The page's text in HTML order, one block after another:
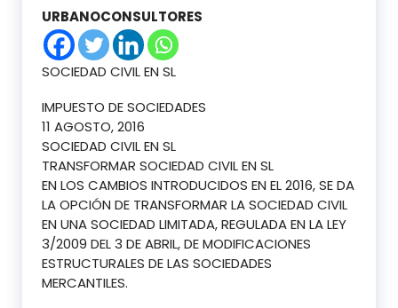
URBANOCONSULTORES
SOCIEDAD CIVIL EN SL
IMPUESTO DE SOCIEDADES
11 AGOSTO, 2016
SOCIEDAD CIVIL EN SL
TRANSFORMAR SOCIEDAD CIVIL EN SL
EN LOS CAMBIOS INTRODUCIDOS EN EL 2016, SE DA
LA OPCIÓN DE TRANSFORMAR LA SOCIEDAD CIVIL
EN UNA SOCIEDAD LIMITADA, REGULADA EN LA LEY
3/2009 DEL 3 DE ABRIL, DE MODIFICACIONES
ESTRUCTURALES DE LAS SOCIEDADES
MERCANTILES.